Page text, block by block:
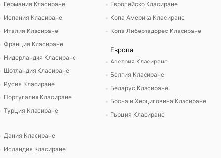
Германия Класиране
Испания Класиране
Италия Класиране
Франция Класиране
Нидерландия Класиране
Шотландия Класиране
Русия Класиране
Португалия Класиране
Турция Класиране
Европейско Класиране
Копа Америка Класиране
Копа Либертадорес Класиране
Европа
Австрия Класиране
Белгия Класиране
Беларус Класиране
Босна и Херциговина Класиране
Гърция Класиране
Дания Класиране
Исландия Класиране